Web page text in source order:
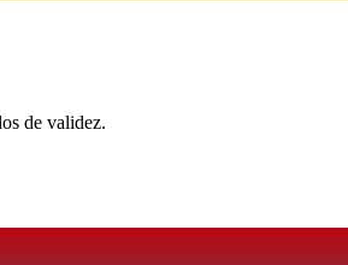
de validez.